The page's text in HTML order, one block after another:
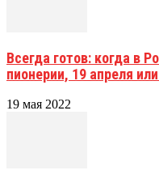
Всегда готов: когда в
пионерии, 19 апреля
19 мая 2022